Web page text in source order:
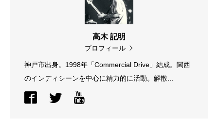
高木 記明
プロフィール
神戸市出身。1998年「Commercial Drive」結成。関西
のインディシーンを中心に精力的に活動。解散...